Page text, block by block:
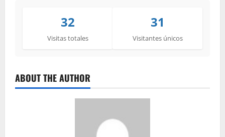
32
Visitas totales
31
Visitantes únicos
ABOUT THE AUTHOR